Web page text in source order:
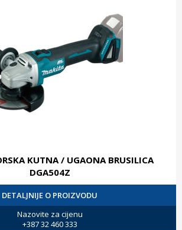
KUTNA / UGAONA BRUSILICA
DGA504Z
DETALJNIJE O PROIZVODU
Nazovite za cijenu
+387 32 460 333